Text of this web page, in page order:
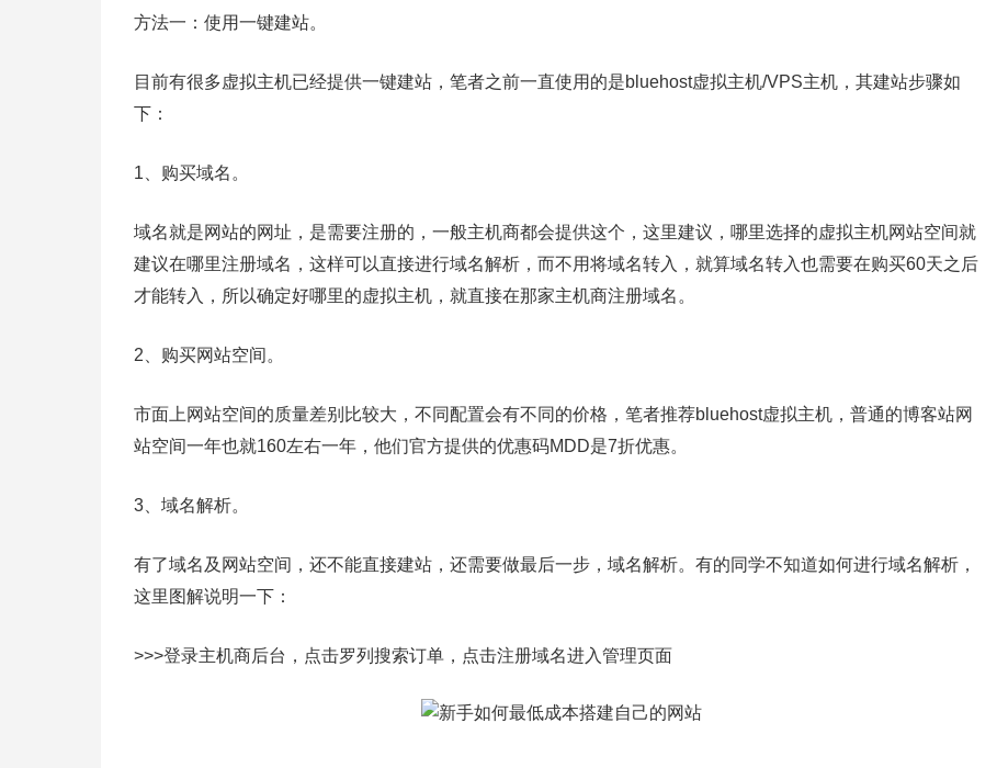
方法一：使用一键建站。
目前有很多虚拟主机已经提供一键建站，笔者之前一直使用的是bluehost虚拟主机/VPS主机，其建站步骤如
下：
1、购买域名。
域名就是网站的网址，是需要注册的，一般主机商都会提供这个，这里建议，哪里选择的虚拟主机网站空间就
建议在哪里注册域名，这样可以直接进行域名解析，而不用将域名转入，就算域名转入也需要在购买60天之后
才能转入，所以确定好哪里的虚拟主机，就直接在那家主机商注册域名。
2、购买网站空间。
市面上网站空间的质量差别比较大，不同配置会有不同的价格，笔者推荐bluehost虚拟主机，普通的博客站网
站空间一年也就160左右一年，他们官方提供的优惠码MDD是7折优惠。
3、域名解析。
有了域名及网站空间，还不能直接建站，还需要做最后一步，域名解析。有的同学不知道如何进行域名解析，
这里图解说明一下：
>>>登录主机商后台，点击罗列搜索订单，点击注册域名进入管理页面